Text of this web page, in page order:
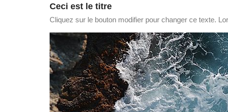
Ceci est le titre
Cliquez sur le bouton modifier pour changer ce texte.